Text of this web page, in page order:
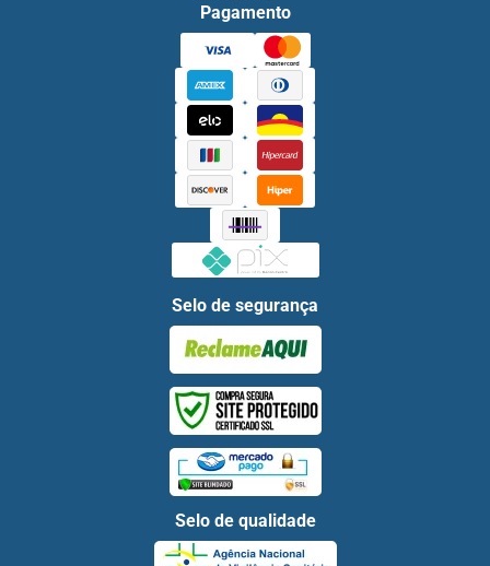
Pagamento
Selo de segurança
Selo de qualidade